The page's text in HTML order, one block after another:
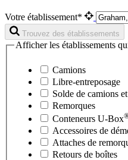
Votre établissement*
Trouvez des établissements
Afficher les établissements
Camions
Libre-entreposage
Solde de camions
Remorques
Conteneurs U-Box
Accessoires de
Attaches de
Retours de boîtes